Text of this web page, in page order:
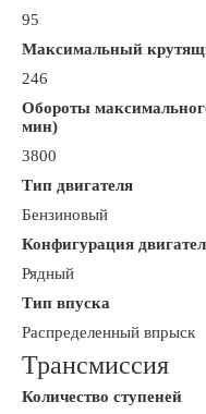
95
Максимальный
246
Обороты
мин)
3800
Тип двигателя
Бензиновый
Конфигурация
Рядный
Тип впуска
Распределенный впрыск
Трансмиссия
Количество ступеней